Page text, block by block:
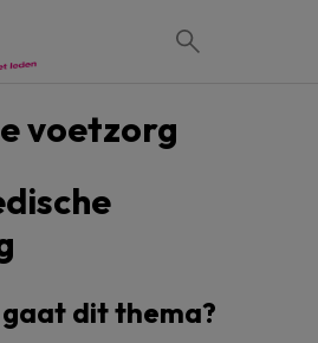
voetzorg
dit thema?